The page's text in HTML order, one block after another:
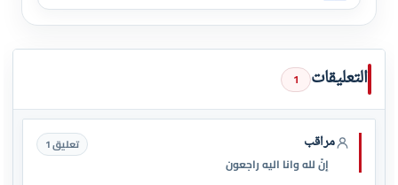
التعليقات 1
مراقب
إنّ لله وانا اليه راجعون
تعليق 1